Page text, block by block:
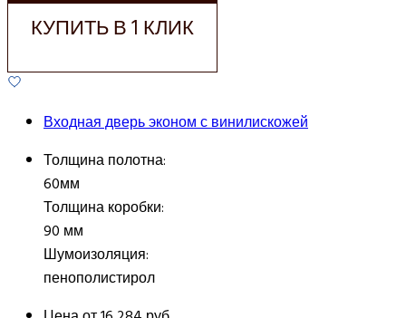
КУПИТЬ В 1 КЛИК
Входная дверь эконом с винилискожей
Толщина полотна:
60мм
Толщина коробки:
90 мм
Шумоизоляция:
пенополистирол